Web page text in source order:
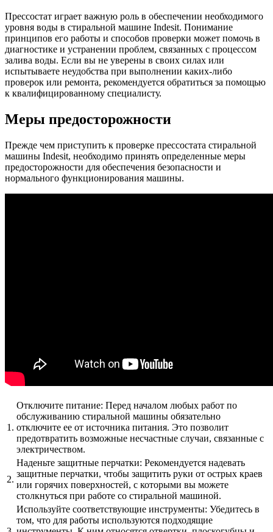
Прессостат играет важную роль в обеспечении необходимого
уровня воды в стиральной машине Indesit. Понимание
принципов его работы и способов проверки может помочь в
диагностике и устранении проблем, связанных с процессом
залива воды. Если вы не уверены в своих силах или
испытываете неудобства при выполнении каких-либо
проверок или ремонта, рекомендуется обратиться за помощью
к квалифицированному специалисту.
Меры предосторожности
Прежде чем приступить к проверке прессостата стиральной
машины Indesit, необходимо принять определенные меры
предосторожности для обеспечения безопасности и
нормального функционирования машины.
1.
Отключите питание: Перед началом любых работ по
обслуживанию стиральной машины обязательно
отключите ее от источника питания. Это позволит
предотвратить возможные несчастные случаи, связанные с
электричеством.
2.
Наденьте защитные перчатки: Рекомендуется надевать
защитные перчатки, чтобы защитить руки от острых краев
или горячих поверхностей, с которыми вы можете
столкнуться при работе со стиральной машиной.
Используйте соответствующие инструменты: Убедитесь в
том, что для работы используются подходящие